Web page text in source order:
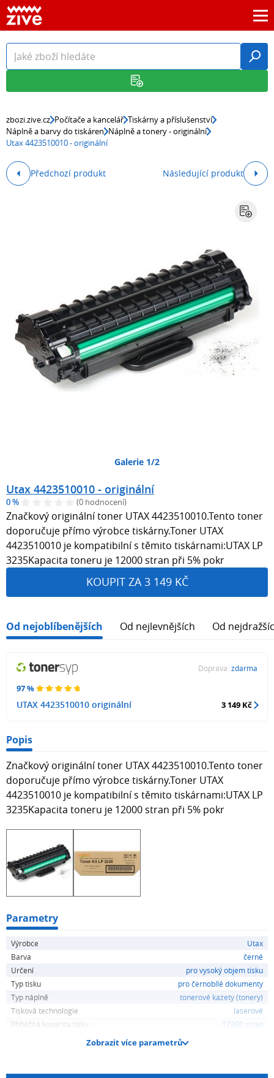
zbozi.zive.cz Počítače a kancelář Tiskárny a příslušenství
Náplně a barvy do tiskáren Náplně a tonery - originální
Utax 4423510010 - originální
Předchozí produkt Následující produkt
Galerie 1/2
Utax 4423510010 - originální
0 % (0 hodnocení)
Značkový originální toner UTAX 4423510010.Tento toner
doporučuje přímo výrobce tiskárny.Toner UTAX
4423510010 je kompatibilní s těmito tiskárnami:UTAX LP
3235Kapacita toneru je 12000 stran při 5% pokr
KOUPIT ZA 3 149 KČ
Od nejoblíbenějších Od nejlevnějších Od
97 %
UTAX 4423510010 originální
Doprava: zdarma
3 149 Kč
Popis
Značkový originální toner UTAX 4423510010.Tento toner
doporučuje přímo výrobce tiskárny.Toner UTAX
4423510010 je kompatibilní s těmito tiskárnami:UTAX LP
3235Kapacita toneru je 12000 stran při 5% pokr
Parametry
Výrobce
Utax
Barva
černé
Určení
pro vysoký objem tisku
Typ tisku
pro černobílé dokumenty
Typ náplně
tonerové kazety (tonery)
Tisková technologie
laserové
Přibližná kapacita tisku
12000 stran
Zobrazit více parametrů